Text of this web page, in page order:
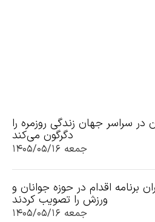
در سراسر جهان زندگی روزمره را
دگرگون می‌کند
جمعه ۱۴۰۵/۰۵/۱۶
برنامه اقدام در حوزه جوانان و
ورزش را تصویب کردند
جمعه ۱۴۰۵/۰۵/۱۶